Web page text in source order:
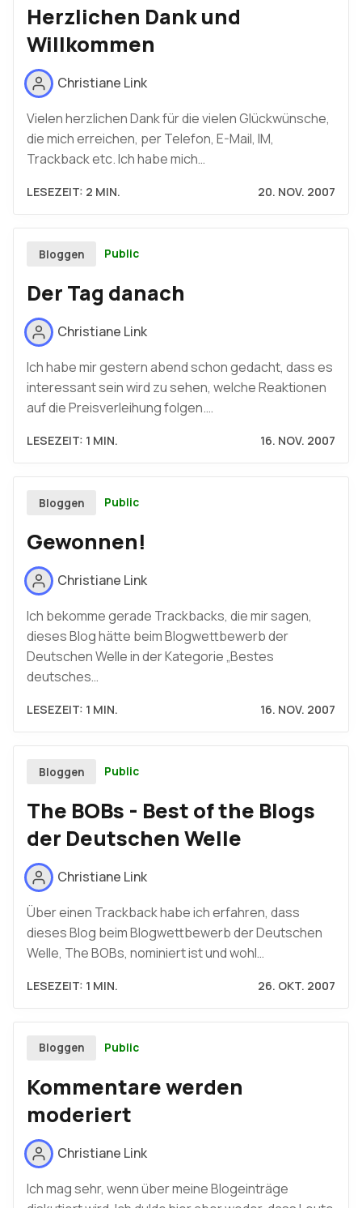
Herzlichen Dank und
Willkommen
Christiane Link
Vielen herzlichen Dank für die vielen Glückwünsche,
die mich erreichen, per Telefon, E-Mail, IM,
Trackback etc. Ich habe mich…
LESEZEIT: 2 MIN. 20. NOV. 2007
Bloggen Public
Der Tag danach
Christiane Link
Ich habe mir gestern abend schon gedacht, dass es
interessant sein wird zu sehen, welche Reaktionen
auf die Preisverleihung folgen.…
LESEZEIT: 1 MIN. 16. NOV. 2007
Bloggen Public
Gewonnen!
Christiane Link
Ich bekomme gerade Trackbacks, die mir sagen,
dieses Blog hätte beim Blogwettbewerb der
Deutschen Welle in der Kategorie „Bestes
deutsches…
LESEZEIT: 1 MIN. 16. NOV. 2007
Bloggen Public
The BOBs - Best of the Blogs
der Deutschen Welle
Christiane Link
Über einen Trackback habe ich erfahren, dass
dieses Blog beim Blogwettbewerb der Deutschen
Welle, The BOBs, nominiert ist und wohl…
LESEZEIT: 1 MIN. 26. OKT. 2007
Bloggen Public
Kommentare werden
moderiert
Christiane Link
Ich mag sehr, wenn über meine Blogeinträge